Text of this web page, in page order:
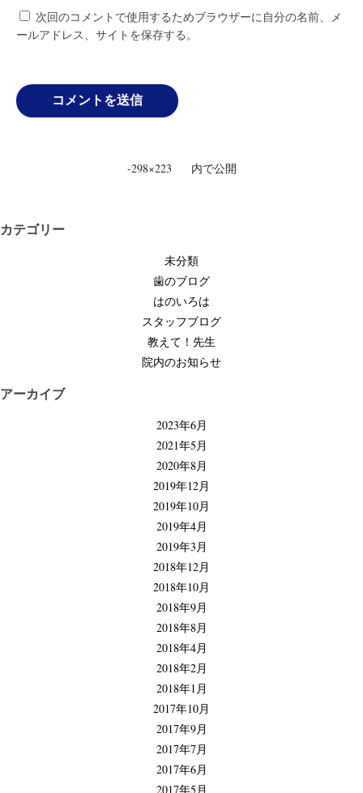
次回のコメントで使用するためブラウザーに自分の名前、メ
ールアドレス、サイトを保存する。
ビ
-298×223 内で公開
カテゴリー
未分類
歯のブログ
はのいろは
スタッフブログ
教えて！先生
院内のお知らせ
アーカイブ
2023年6月
2021年5月
2020年8月
2019年12月
2019年10月
2019年4月
2019年3月
2018年12月
2018年10月
2018年9月
2018年8月
2018年4月
2018年2月
2018年1月
2017年10月
2017年9月
2017年7月
2017年6月
2017年5月